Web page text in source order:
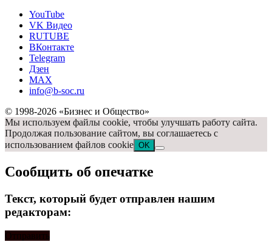
YouTube
VK Видео
RUTUBE
ВКонтакте
Telegram
Дзен
MAX
info@b-soc.ru
© 1998-2026 «Бизнес и Общество»
Мы используем файлы cookie, чтобы улучшать работу сайта.
Продолжая пользование сайтом, вы соглашаетесь с
использованием файлов cookie OK
Сообщить об опечатке
Текст, который будет отправлен нашим
редакторам:
Отправить